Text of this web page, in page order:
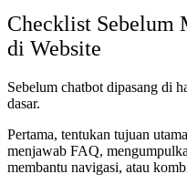
Checklist Sebelum
di Website
Sebelum chatbot dipasang di
dasar.
Pertama, tentukan tujuan
menjawab FAQ,
membantu navigasi, atau